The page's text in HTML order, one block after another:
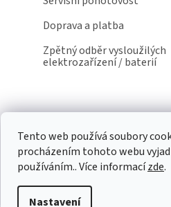
Tento web používá soubory
procházením tohoto webu
používáním.. Více informacízde.
Nastavení
Doprava a platba
Zpětný odběr vysloužilých
elektrozařízení / baterií